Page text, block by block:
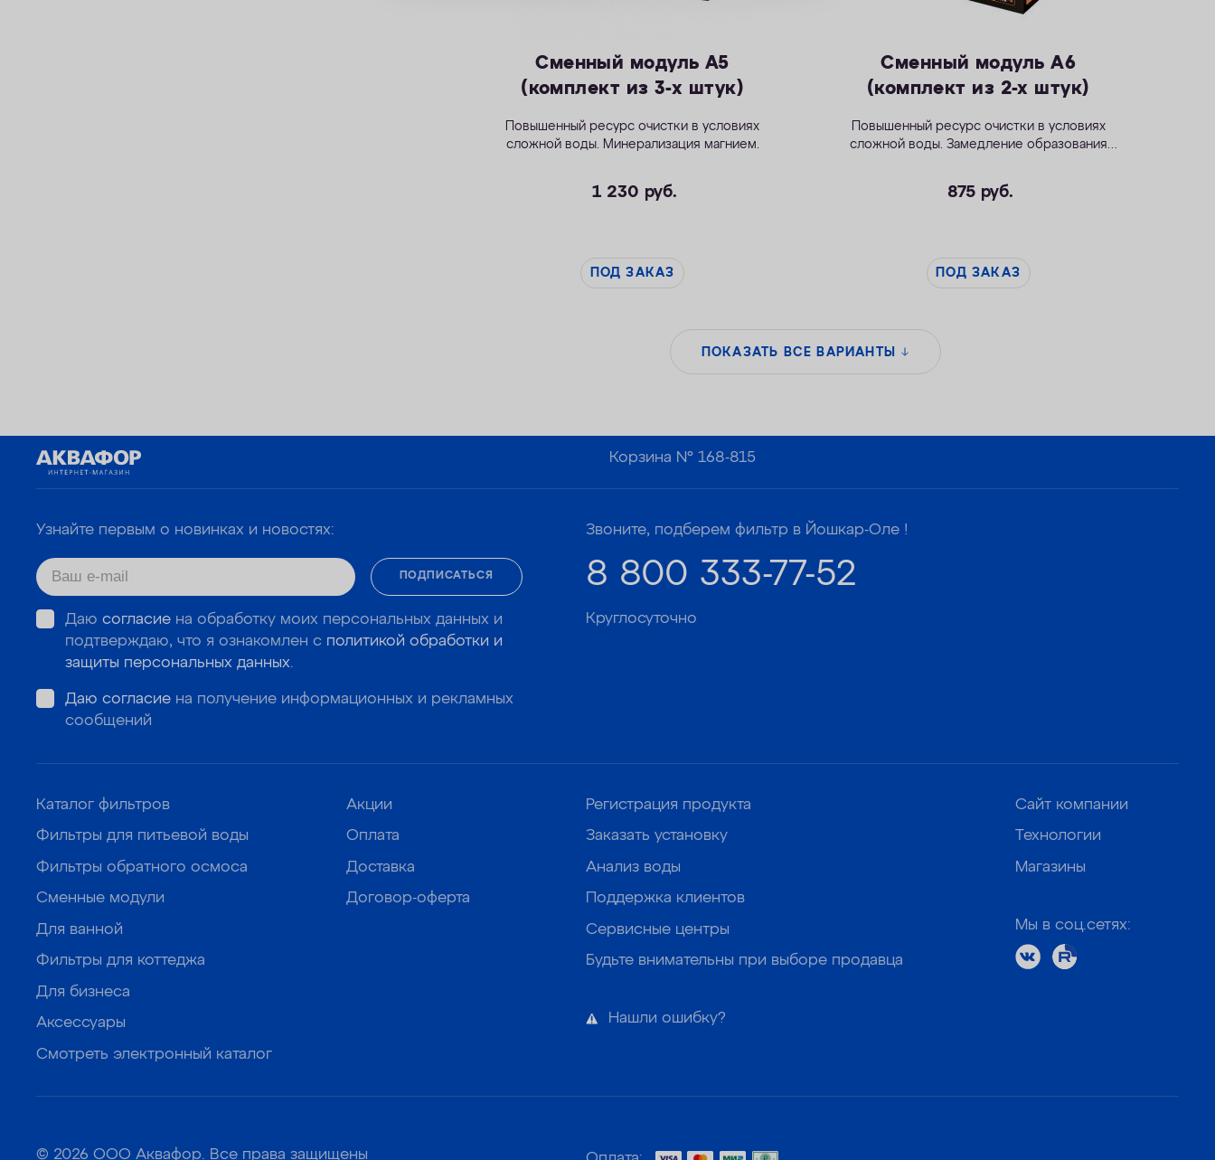
Сменный модуль А5
(комплект из 3-х штук)
Повышенный ресурс очистки в условиях
сложной воды. Минерализация магнием.
1 230 руб.
ПОД ЗАКАЗ
Сменный модуль А6
(комплект из 2-х штук)
Повышенный ресурс очистки в условиях
сложной воды. Замедление образования
875 руб.
ПОД ЗАКАЗ
ПОКАЗАТЬ ВСЕ ВАРИАНТЫ
Корзина №168-815
Узнайте первым о новинках и новостях:
ПОДПИСАТЬСЯ
Даю согласиена обработку моих персональных данных и
подтверждаю, что я ознакомлен с политикой обработки и
защиты персональных данных.
Даю согласиена получение информационных и рекламных
сообщений
Звоните, подберем фильтр в Йошкар-Оле !
8 800 333-77-52
Круглосуточно
Каталог фильтров
Фильтры для питьевой воды
Фильтры обратного осмоса
Сменные модули
Для ванной
Фильтры для коттеджа
Для бизнеса
Аксессуары
Смотреть электронный каталог
Акции
Оплата
Доставка
Договор-оферта
Регистрация продукта
Заказать установку
Анализ воды
Поддержка клиентов
Сервисные центры
Будьте внимательны при выборе продавца
Нашли ошибку?
Сайт компании
Технологии
Магазины
Мы в соц.сетях:
© 2026 ООО Аквафор. Все права защищены